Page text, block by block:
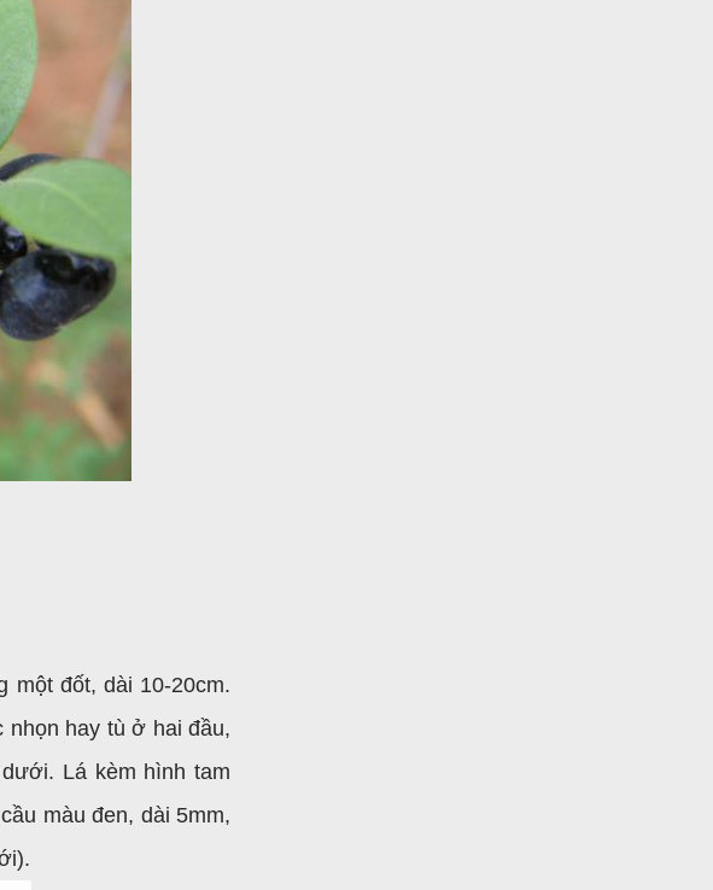
một đốt, dài 10-20cm.
nhọn hay tù ở hai đầu,
Lá kèm hình tam
màu đen, dài 5mm,